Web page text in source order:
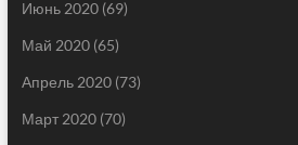
Июнь 2020(69)
Май 2020(65)
Апрель 2020(73)
Март 2020(70)